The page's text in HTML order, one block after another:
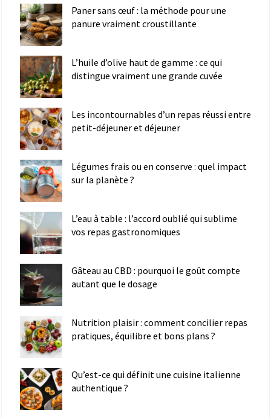
Paner sans œuf : la méthode pour une
panure vraiment croustillante
L’huile d’olive haut de gamme : ce qui
distingue vraiment une grande cuvée
Les incontournables d’un repas réussi entre
petit-déjeuner et déjeuner
Légumes frais ou en conserve : quel impact
sur la planète ?
L’eau à table : l’accord oublié qui sublime
vos repas gastronomiques
Gâteau au CBD : pourquoi le goût compte
autant que le dosage
Nutrition plaisir : comment concilier repas
pratiques, équilibre et bons plans ?
Qu’est-ce qui définit une cuisine italienne
authentique ?